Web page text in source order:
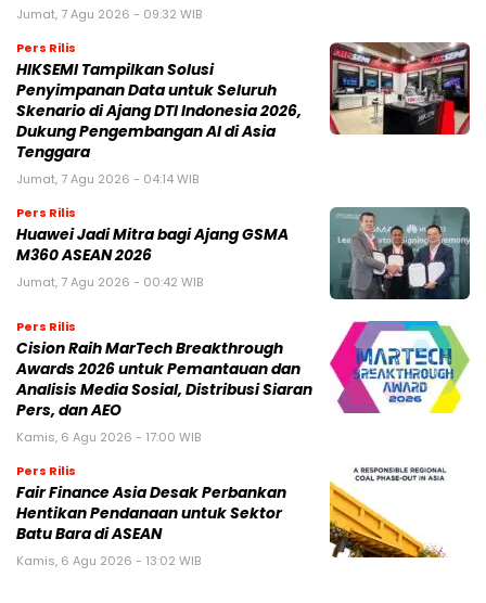
Jumat, 7 Agu 2026 - 09:32 WIB
Pers Rilis
HIKSEMI Tampilkan Solusi
Penyimpanan Data untuk Seluruh
Skenario di Ajang DTI Indonesia 2026,
Dukung Pengembangan AI di Asia
Tenggara
Jumat, 7 Agu 2026 - 04:14 WIB
Pers Rilis
Huawei Jadi Mitra bagi Ajang GSMA
M360 ASEAN 2026
Jumat, 7 Agu 2026 - 00:42 WIB
Pers Rilis
Cision Raih MarTech Breakthrough
Awards 2026 untuk Pemantauan dan
Analisis Media Sosial, Distribusi Siaran
Pers, dan AEO
Kamis, 6 Agu 2026 - 17:00 WIB
Pers Rilis
Fair Finance Asia Desak Perbankan
Hentikan Pendanaan untuk Sektor
Batu Bara di ASEAN
Kamis, 6 Agu 2026 - 13:02 WIB